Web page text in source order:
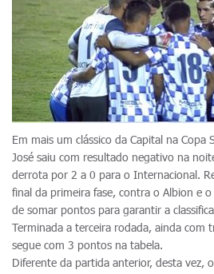
Em mais um clássico da Capital na Copa
José saiu com resultado negativo na
derrota por 2 a 0 para o Internacional.
final da primeira fase, contra o Albion e
de somar pontos para garantir a
Terminada a terceira rodada, ainda com
segue com 3 pontos na tabela.
Diferente da partida anterior, desta vez,